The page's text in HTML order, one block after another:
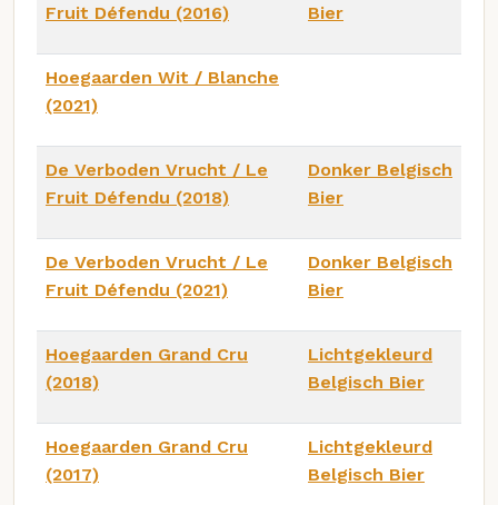
Fruit Défendu (2016)
Bier
Hoegaarden Wit / Blanche
(2021)
De Verboden Vrucht / Le
Fruit Défendu (2018)
Donker Belgisch
Bier
De Verboden Vrucht / Le
Fruit Défendu (2021)
Donker Belgisch
Bier
Hoegaarden Grand Cru
(2018)
Lichtgekleurd
Belgisch Bier
Hoegaarden Grand Cru
(2017)
Lichtgekleurd
Belgisch Bier